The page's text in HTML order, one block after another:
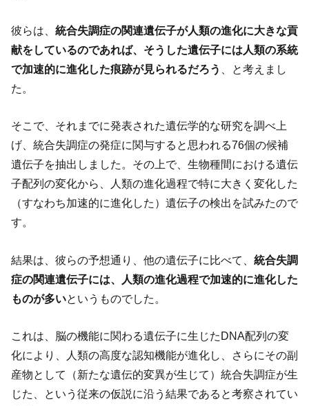
彼らは、 統合失調症の関連遺伝子が人類の進化に大きな貢
献をしているのであれば、そうした遺伝子には人類の系統
で加速的に進化した痕跡が見られるだろう
、と考えまし
た。
そこで、それまでに発表された遺伝学的な研究を調べ上
げ、統合失調症の発症に関与すると思われる76個の候補
遺伝子を抽出しました。その上で、生物種間における遺伝
子配列の変化から、人類の進化過程で特に大きく変化した
（すなわち加速的に進化した）遺伝子の検出を試みたので
す。
結果は、彼らの予想通り、他の遺伝子に比べて、 統合失調
症の関連遺伝子には、人類の進化過程で加速的に進化した
ものが多いというものでした。
これは、脳の機能に関わる遺伝子に生じたDNA配列の変
化により、人類の高度な認知機能が進化し、さらにその副
産物として（新たな遺伝的変異が生じて）統合失調症が生
じた、という従来の仮説に沿う結果であると考察されてい